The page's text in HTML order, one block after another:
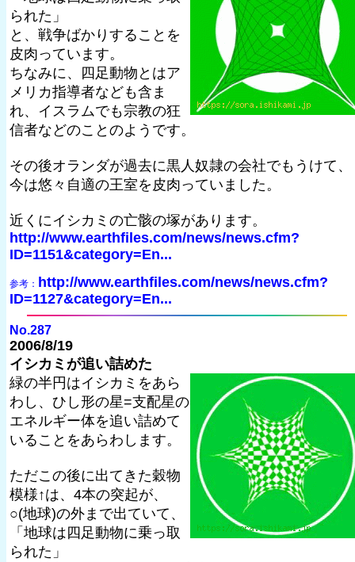
られた」
と、戦争ばかりすることを
皮肉っています。
ちなみに、四足動物とはア
メリカ指導者なども含ま
れ、イスラムでも宗教の狂
信者などのことのようです。
その後オランダが過去に黒人奴隷の会社でもうけて、
今は悠々自適の王室を皮肉っていました。
近くにイシカミの亡骸の塚があります。
http://www.earthfiles.com/news/news.cfm?
ID=1151&category=En...
参考： http://www.earthfiles.com/news/news.cfm?
ID=1127&category=En...
No.287
2006/8/19
イシカミが追い詰めた
緑の半円はイシカミをあら
わし、ひし形の星=支配星の
エネルギー体を追い詰めて
いることをあらわします。
ただこの後に出てきた穀物
模様↑は、4本の突起が、
○(地球)の外まで出ていて、
「地球は四足動物に乗っ取
られた」